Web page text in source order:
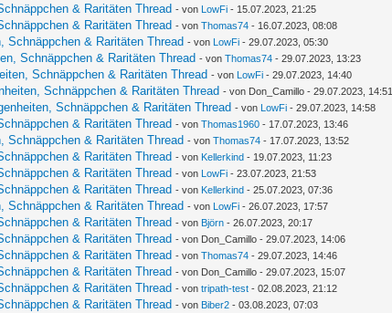
& Raritäten Thread - von LowFi - 15.07.2023, 21:25
& Raritäten Thread - vonThomas74 - 16.07.2023, 08:08
Schnäppchen & Raritäten Thread - von LowFi - 29.07.2023, 05:30
Schnäppchen & Raritäten Thread - vonThomas74 - 29.07.2023, 13:23
Schnäppchen & Raritäten Thread - von LowFi - 29.07.2023, 14:40
Schnäppchen & Raritäten Thread - von Don_Camillo - 29.07.2023, 14:51
Schnäppchen & Raritäten Thread - von LowFi - 29.07.2023, 14:58
& Raritäten Thread - vonThomas1960 - 17.07.2023, 13:46
Schnäppchen & Raritäten Thread - vonThomas74 - 17.07.2023, 13:52
& Raritäten Thread - von Kellerkind - 19.07.2023, 11:23
& Raritäten Thread - von LowFi - 23.07.2023, 21:53
& Raritäten Thread - von Kellerkind - 25.07.2023, 07:36
Schnäppchen & Raritäten Thread - von LowFi - 26.07.2023, 17:57
& Raritäten Thread - von Björn - 26.07.2023, 20:17
& Raritäten Thread - von Don_Camillo - 29.07.2023, 14:06
& Raritäten Thread - vonThomas74 - 29.07.2023, 14:46
& Raritäten Thread - von Don_Camillo - 29.07.2023, 15:07
& Raritäten Thread - vontripath-test - 02.08.2023, 21:12
& Raritäten Thread - von Biber2 - 03.08.2023, 07:03